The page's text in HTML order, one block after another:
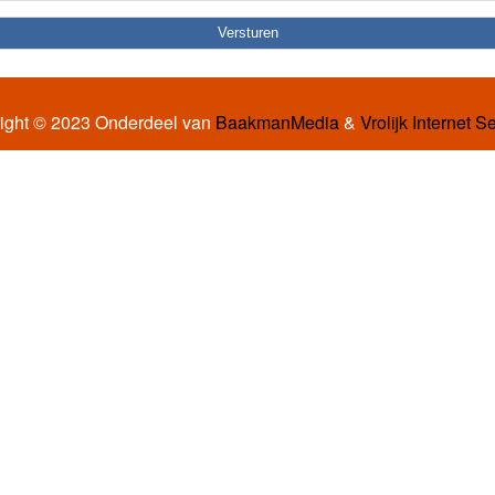
© 2023 Onderdeel van BaakmanMedia& Vrolijk Internet